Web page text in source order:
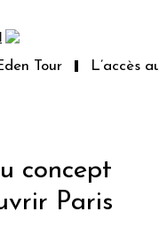
Tour L’accès
concept
Paris